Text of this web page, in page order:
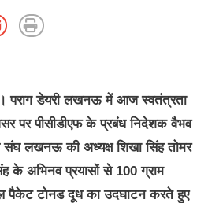
डेयरी लखनऊ में आज स्वतंत्रता
पर पीसीडीएफ के प्रबंध निदेशक वैभव
संघ लखनऊ की अध्यक्ष शिखा सिंह तोमर
के अभिनव प्रयासों से 100 ग्राम
पैकेट टोनड दूध का उदघाटन करते हुए